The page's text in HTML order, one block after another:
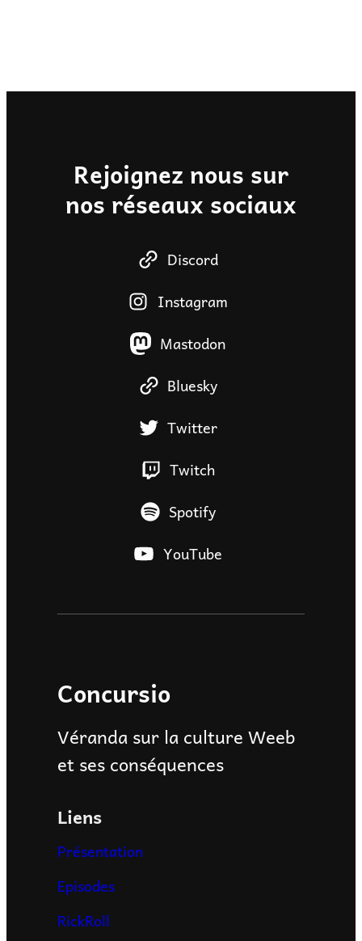
Rejoignez nous sur
nos réseaux sociaux
Discord
Instagram
Mastodon
Bluesky
Twitter
Twitch
Spotify
YouTube
Concursio
Véranda sur la culture Weeb
et ses conséquences
Liens
Présentation
Episodes
RickRoll